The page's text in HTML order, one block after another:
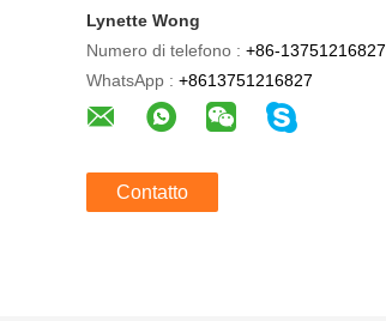
Lynette Wong
Numero di telefono : +86-13751216827
WhatsApp : +8613751216827
Contatto